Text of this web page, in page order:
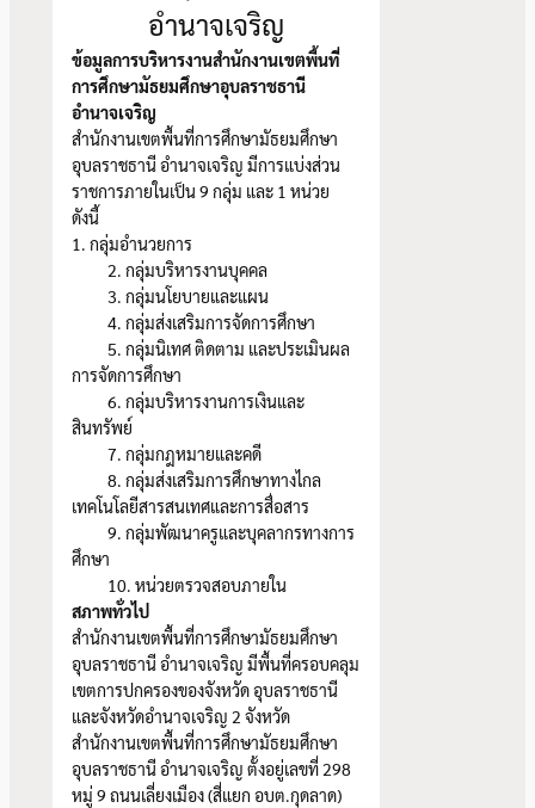
อำนาจเจริญ
ข้อมูลการบริหารงานสำนักงานเขตพื้นที่
การศึกษามัธยมศึกษาอุบลราชธานี
อำนาจเจริญ
สำนักงานเขตพื้นที่การศึกษามัธยมศึกษา
อุบลราชธานี อำนาจเจริญ มีการแบ่งส่วน
ราชการภายในเป็น 9 กลุ่ม และ 1 หน่วย
ดังนี้
1. กลุ่มอำนวยการ
2. กลุ่มบริหารงานบุคคล
3. กลุ่มนโยบายและแผน
4. กลุ่มส่งเสริมการจัดการศึกษา
5. กลุ่มนิเทศ ติดตาม และประเมินผล
การจัดการศึกษา
6. กลุ่มบริหารงานการเงินและ
สินทรัพย์
7. กลุ่มกฎหมายและคดี
8. กลุ่มส่งเสริมการศึกษาทางไกล
เทคโนโลยีสารสนเทศและการสื่อสาร
9. กลุ่มพัฒนาครูและบุคลากรทางการ
ศึกษา
10. หน่วยตรวจสอบภายใน
สภาพทั่วไป
สำนักงานเขตพื้นที่การศึกษามัธยมศึกษา
อุบลราชธานี อำนาจเจริญ มีพื้นที่ครอบคลุม
เขตการปกครองของจังหวัด อุบลราชธานี
และจังหวัดอำนาจเจริญ 2 จังหวัด
สำนักงานเขตพื้นที่การศึกษามัธยมศึกษา
อุบลราชธานี อำนาจเจริญ ตั้งอยู่เลขที่ 298
หมู่ 9 ถนนเลี่ยงเมือง (สี่แยก อบต.กุดลาด)